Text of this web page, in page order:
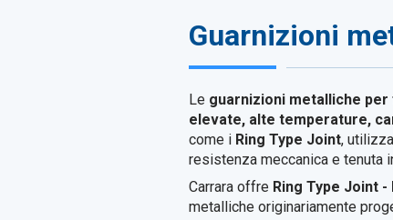
Guarnizioni
Le guarnizioni metalliche
elevate, alte temperature,
come i Ring Type Joint,
resistenza meccanica e tenuta
Carrara offre Ring Type Joint -
metalliche originariamente